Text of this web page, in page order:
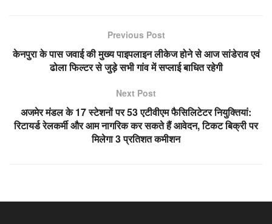
Previous Post
केनपुरा के पास जवाई की मुख्य पाइपलाइन लीकेज होने से आज सांडेराव एवं
ढोला फिल्टर से जुड़े सभी गांव में सप्लाई बाधित रहेगी
Next Post
अजमेर मंडल के 17 स्टेशनों पर 53 एटीवीएम फैसिलिटेटर नियुक्तियां:
रिटायर्ड रेलकर्मी और आम नागरिक कर सकते हैं आवेदन, टिकट बिक्री पर
मिलेगा 3 प्रतिशत कमीशन